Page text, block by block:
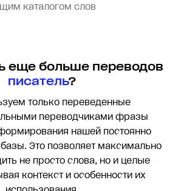
каталогом слов
еще больше переводов
писатель?
только переведенные
переводчиками фразы
нашей постоянно
Это позволяет максимально
не просто слова, но и целые
контекст и особенности их